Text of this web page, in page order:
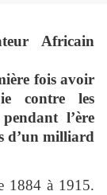
Africain
fois avoir
contre les
l’ère
d’un milliard
1884 à 1915.